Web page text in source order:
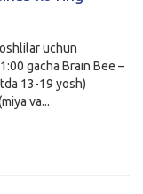
uchun
gacha Brain Bee –
13-19 yosh)
va...